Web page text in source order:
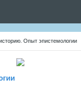
Опыт эпистемологии